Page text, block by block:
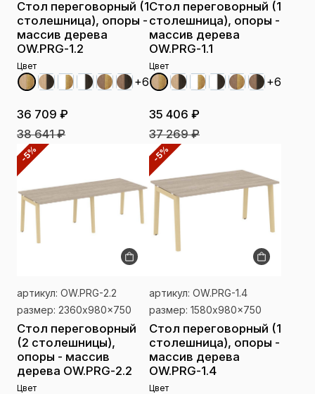
Стол переговорный (1
столешница), опоры -
массив дерева
OW.PRG-1.2
Цвет
+6
36 709 ₽
38 641 ₽
Стол переговорный (1
столешница), опоры -
массив дерева
OW.PRG-1.1
Цвет
+6
35 406 ₽
37 269 ₽
-5%
артикул: OW.PRG-2.2
размер: 2360x980x750
Стол переговорный
(2 столешницы),
опоры - массив
дерева OW.PRG-2.2
Цвет
-5%
артикул: OW.PRG-1.4
размер: 1580x980x750
Стол переговорный (1
столешница), опоры -
массив дерева
OW.PRG-1.4
Цвет